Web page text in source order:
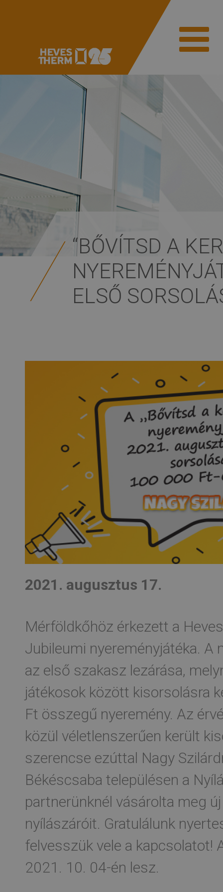
“BŐVÍTSD A
ELSŐ
2021. augusztus 17.
Mérföldkőhöz érkezett a
Jubileumi nyereményjátéka. A
az első szakasz lezárása,
játékosok között kisorsolásra
Ft összegű nyeremény. Az
közül véletlenszerűen került
szerencse ezúttal Nagy
Békéscsaba településen a
partnerünknél vásárolta meg
nyílászáróit. Gratulálunk
felvesszük vele a kapcsolatot!
2021. 10. 04-én lesz.